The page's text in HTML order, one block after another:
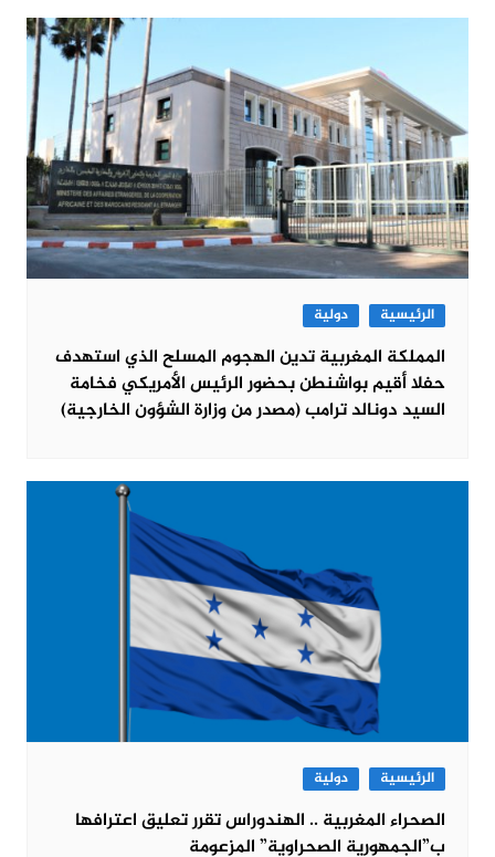
الرئيسية دولية
المملكة المغربية تدين الهجوم المسلح الذي استهدف
حفلا أقيم بواشنطن بحضور الرئيس الأمريكي فخامة
السيد دونالد ترامب (مصدر من وزارة الشؤون الخارجية)
الرئيسية دولية
الصحراء المغربية .. الهندوراس تقرر تعليق اعترافها
ب”الجمهورية الصحراوية” المزعومة